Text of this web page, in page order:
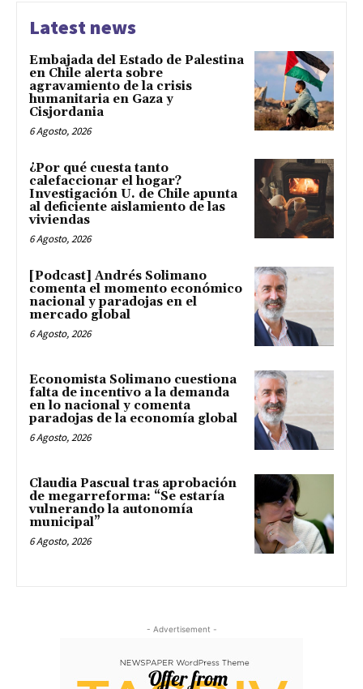
Latest news
Embajada del Estado de Palestina
en Chile alerta sobre
agravamiento de la crisis
humanitaria en Gaza y
Cisjordania
6 Agosto, 2026
¿Por qué cuesta tanto
calefaccionar el hogar?
Investigación U. de Chile apunta
al deficiente aislamiento de las
viviendas
6 Agosto, 2026
[Podcast] Andrés Solimano
comenta el momento económico
nacional y paradojas en el
mercado global
6 Agosto, 2026
Economista Solimano cuestiona
falta de incentivo a la demanda
en lo nacional y comenta
paradojas de la economía global
6 Agosto, 2026
Claudia Pascual tras aprobación
de megarreforma: “Se estaría
vulnerando la autonomía
municipal”
6 Agosto, 2026
- Advertisement -